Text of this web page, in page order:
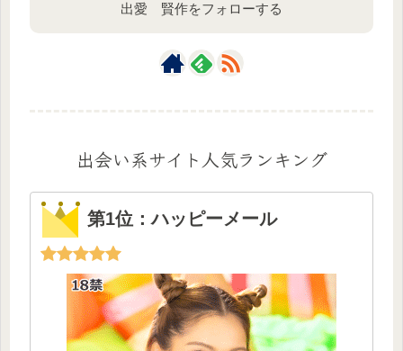
出愛 賢作をフォローする
出会い系サイト人気ランキング
第1位：ハッピーメール